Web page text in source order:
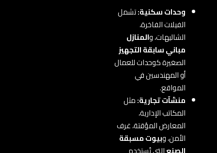
وحدات سكنية:تشمل
الفيلات الفاخرة،
الشاليهات، والمنازل
مباني سابقة التجهيز
الصغيرة كوحدات للعمال
أو المهندسين في
المواقع.
منشآت تجارية:مثل
المكاتب الإدارية،
المعارض المؤقتة، غرف
الأمن، وبيوت مسبقة